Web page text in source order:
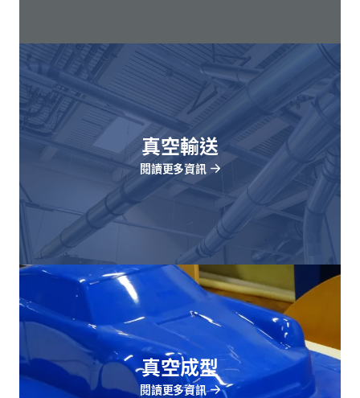
真空輸送
閱讀更多資訊
真空成型
閱讀更多資訊